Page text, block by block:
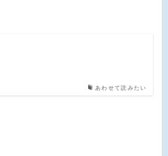
あわせて読みたい